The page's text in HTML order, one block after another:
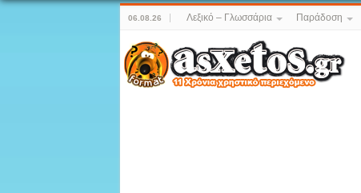
06.08.26 Λεξικό – Γλωσσάρια Παράδοση